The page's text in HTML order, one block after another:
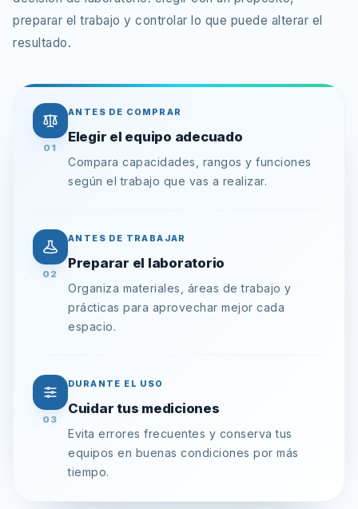
preparar el trabajo y controlar lo que puede alterar el
resultado.
01
ANTES DE COMPRAR
Elegir el equipo adecuado
Compara capacidades, rangos y funciones
según el trabajo que vas a realizar.
02
ANTES DE TRABAJAR
Preparar el laboratorio
Organiza materiales, áreas de trabajo y
prácticas para aprovechar mejor cada
espacio.
03
DURANTE EL USO
Cuidar tus mediciones
Evita errores frecuentes y conserva tus
equipos en buenas condiciones por más
tiempo.